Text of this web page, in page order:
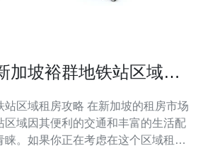
加坡裕群地铁站区域的
攻略 在新加坡的租房市场
区域因其便利的交通和丰富的生活配
睐。如果你正在考虑在这个区域租